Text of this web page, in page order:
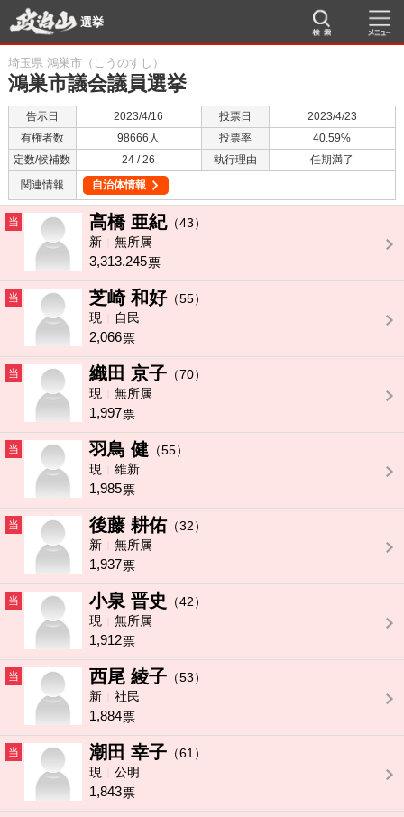
選挙
埼玉県 鴻巣市（こうのすし）
鴻巣市議会議員選挙
告示日 2023/4/16 投票日
2023/4/23
有権者数
98666人 投票率
40.59%
定数/候補数
24 / 26 執行理由
任期満了
関連情報
自治体情報
当 高橋 亜紀（43）
新
無所属
3,313.245票
当 芝崎 和好（55）
現
自民
2,066票
当 織田 京子 （70）
現
無所属
1,997票
当 羽鳥 健 （55）
現
維新
1,985票
当 後藤 耕佑（32）
新
無所属
1,937票
当 小泉 晋史
（42）
現
無所属
1,912票
当 西尾 綾子 （53）
新
社民
1,884票
当 潮田 幸子 （61）
現
公明
1,843票